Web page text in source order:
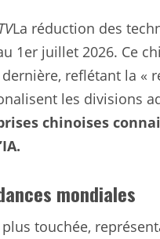
La réduction des
1er juillet 2026. Ce
reflétant la «
les divisions
chinoises
mondiales
touchée,